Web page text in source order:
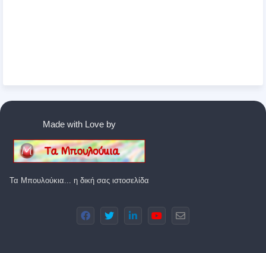
Made with Love by
Τα Μπουλούκια... η δική σας ιστοσελίδα